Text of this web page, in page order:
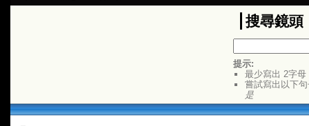
搜尋鏡頭
提示:
最少寫出 2字母
嘗試寫出以下
是